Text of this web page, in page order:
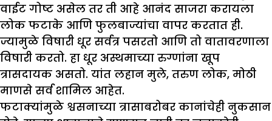
वाईट गोष्ट असेल तर ती आहे आनंद साजरा करायला
लोक फटाके आणि फुलबाज्यांचा वापर करतात ही.
ज्यामुळे विषारी धूर सर्वत्र पसरतो आणि तो वातावरणाला
विषारी करतो. हा धूर अस्थमाच्या रुग्णांना खूप
त्रासदायक असतो. यांत लहान मुले, तरुण लोक, मोठी
माणसे सर्व शामिल आहेत.
फटाक्यांमुळे श्वसनाच्या त्रासाबरोबर कानांचेही नुकसान